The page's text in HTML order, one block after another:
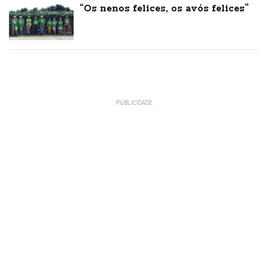
“Os nenos felices, os avós felices”